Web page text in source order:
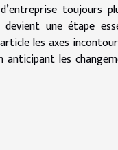
toujours
une étape
les axes
les